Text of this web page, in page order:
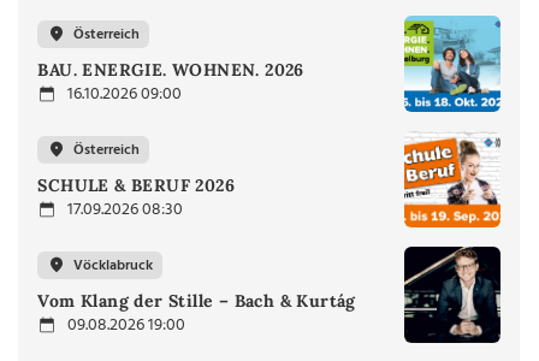
Österreich
BAU. ENERGIE. WOHNEN. 2026
16.10.2026 09:00
Österreich
SCHULE & BERUF 2026
17.09.2026 08:30
Vöcklabruck
Vom Klang der Stille – Bach & Kurtág
09.08.2026 19:00